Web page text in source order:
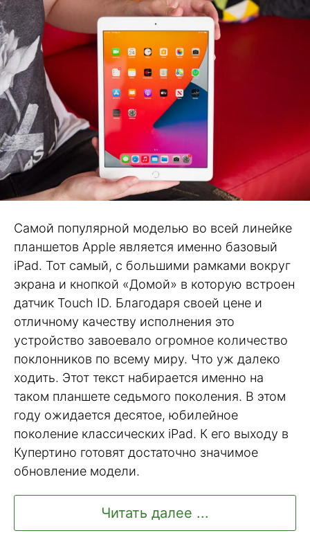
Самой популярной моделью во всей линейке
планшетов Apple является именно базовый
iPad. Тот самый, с большими рамками вокруг
экрана и кнопкой «Домой» в которую встроен
датчик Touch ID. Благодаря своей цене и
отличному качеству исполнения это
устройство завоевало огромное количество
поклонников по всему миру. Что уж далеко
ходить. Этот текст набирается именно на
таком планшете седьмого поколения. В этом
году ожидается десятое, юбилейное
поколение классических iPad. К его выходу в
Купертино готовят достаточно значимое
обновление модели.
Читать далее ...